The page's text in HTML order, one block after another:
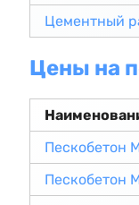
Цементный
Цены на
Пескобетон
Пескобетон